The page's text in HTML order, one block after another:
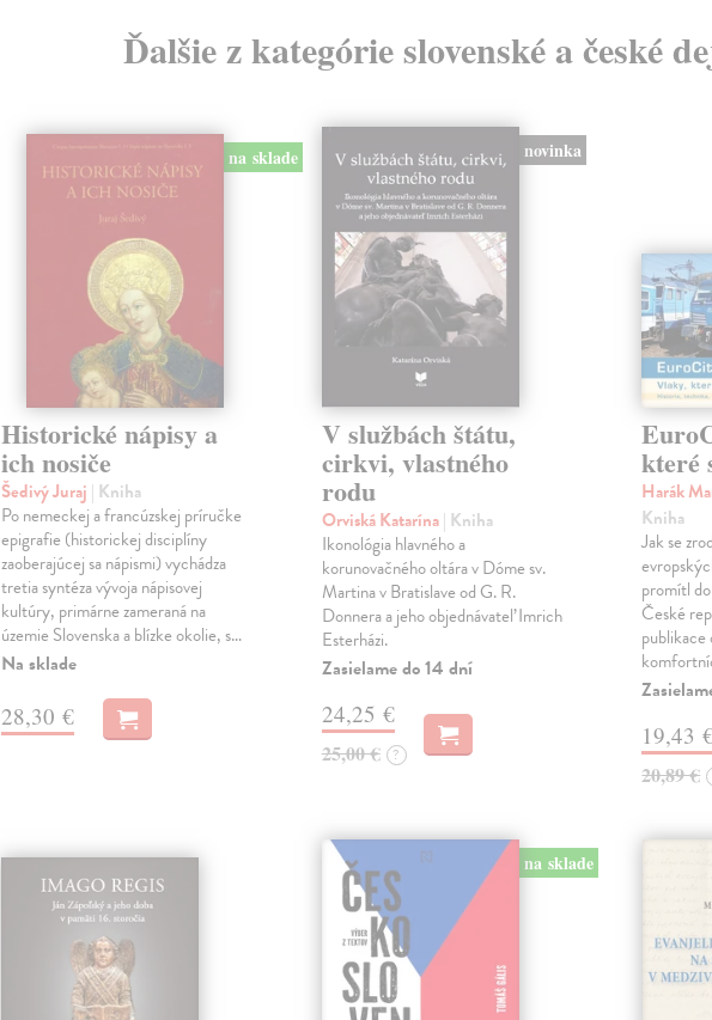
Ďalšie z kategórie slovenské a české
na sklade
Historické nápisy a
ich nosiče
Šedivý Juraj | Kniha
Po nemeckej a francúzskej príručke
epigrafie (historickej disciplíny
zaoberajúcej sa nápismi) vychádza
tretia syntéza vývoja nápisovej
kultúry, primárne zameraná na
územie Slovenska a blízke okolie, s…
Na sklade
28,30 €
novinka
V službách štátu,
cirkvi, vlastného
rodu
Orviská Katarína| Kniha
Ikonológia hlavného a
korunovačného oltára v Dóme sv.
Martina v Bratislave od G. R.
Donnera a jeho objednávateľ Imrich
Esterházi.
Zasielame do 14 dní
24,25 €
25,00 € ?
které
Harák
Kniha
Jak se
promítl
České
publikace
19,43
20,89 €
na sklade